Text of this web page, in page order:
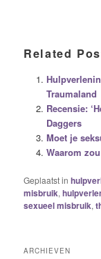
Related
Traumaland
Recensie:
Daggers
Moet je
Waarom
Geplaatst in
misbruik,
sexueel misbruik,
ARCHIEVEN